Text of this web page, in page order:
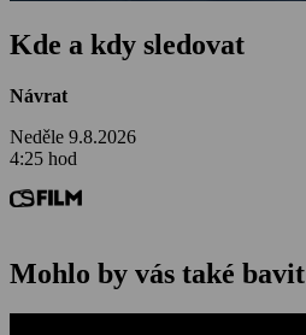
Kde a kdy sledovat
Návrat
Neděle 9.8.2026
4:25 hod
Mohlo by vás také bavit